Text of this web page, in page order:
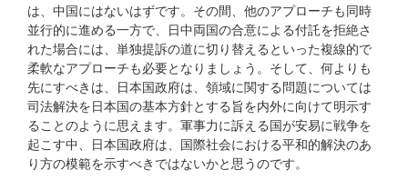
は、中国にはないはずです。その間、他のアプローチも同時
並行的に進める一方で、日中両国の合意による付託を拒絶さ
れた場合には、単独提訴の道に切り替えるといった複線的で
柔軟なアプローチも必要となりましょう。そして、何よりも
先にすべきは、日本国政府は、領域に関する問題については
司法解決を日本国の基本方針とする旨を内外に向けて明示す
ることのように思えます。軍事力に訴える国が安易に戦争を
起こす中、日本国政府は、国際社会における平和的解決のあ
り方の模範を示すべきではないかと思うのです。